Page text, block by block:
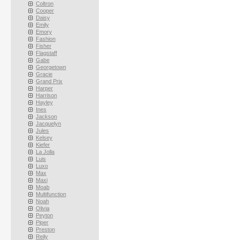
Coltron
Cooper
Daisy
Emily
Emory
Fashion
Fisher
Flagstaff
Gabe
Georgetown
Gracie
Grand Prix
Harper
Harrison
Hayley
Ines
Jackson
Jacquelyn
Jules
Kelsey
Kiefer
La Jolla
Luis
Luxo
Max
Maxi
Moab
Multifunction
Noah
Olivia
Peyton
Piper
Preston
Reily